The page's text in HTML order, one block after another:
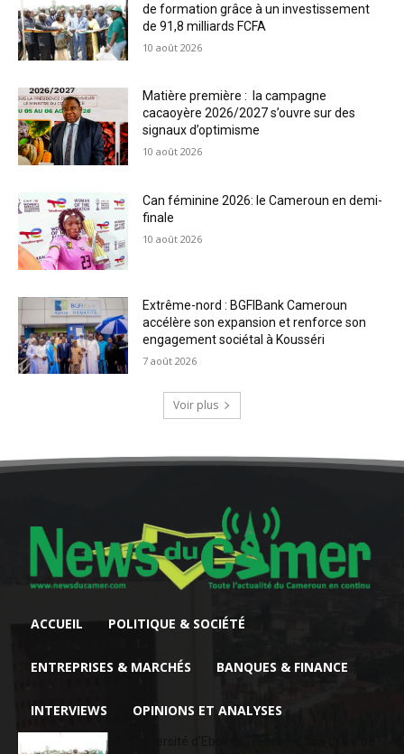
de formation grâce à un investissement
de 91,8 milliards FCFA
10 août 2026
Matière première : la campagne
cacaoyère 2026/2027 s’ouvre sur des
signaux d’optimisme
10 août 2026
Can féminine 2026: le Cameroun en demi-
finale
10 août 2026
Extrême-nord : BGFIBank Cameroun
accélère son expansion et renforce son
engagement sociétal à Kousséri
7 août 2026
Voir plus
ACCUEIL POLITIQUE & SOCIÉTÉ
ENTREPRISES & MARCHÉS BANQUES & FINANCE
INTERVIEWS OPINIONS ET ANALYSES